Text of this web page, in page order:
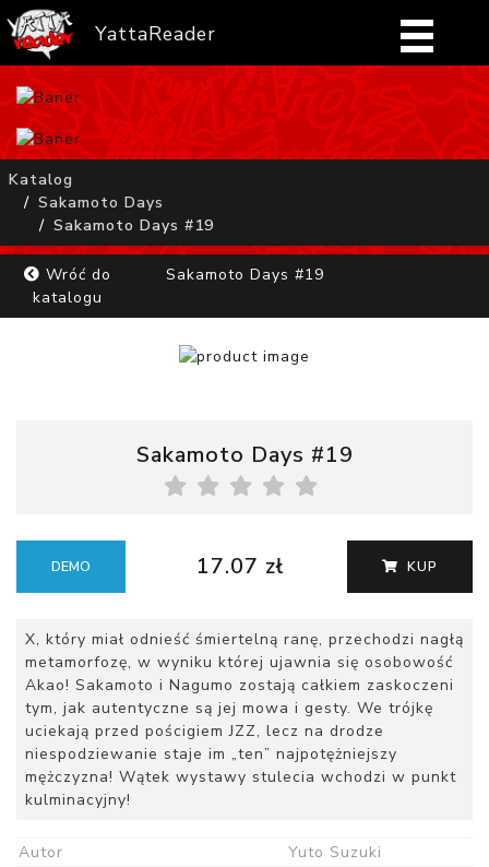
YattaReader
Home
FAQ
Mangi
Katalog
Sakamoto Days
Sakamoto Days #19
Wróć do
katalogu
Sakamoto Days #19
Sakamoto Days #19
DEMO 17.07 zł KUP
X, który miał odnieść śmiertelną ranę, przechodzi nagłą
metamorfozę, w wyniku której ujawnia się osobowość
Akao! Sakamoto i Nagumo zostają całkiem zaskoczeni
tym, jak autentyczne są jej mowa i gesty. We trójkę
uciekają przed pościgiem JZZ, lecz na drodze
niespodziewanie staje im „ten” najpotężniejszy
mężczyzna! Wątek wystawy stulecia wchodzi w punkt
kulminacyjny!
Autor
Yuto Suzuki